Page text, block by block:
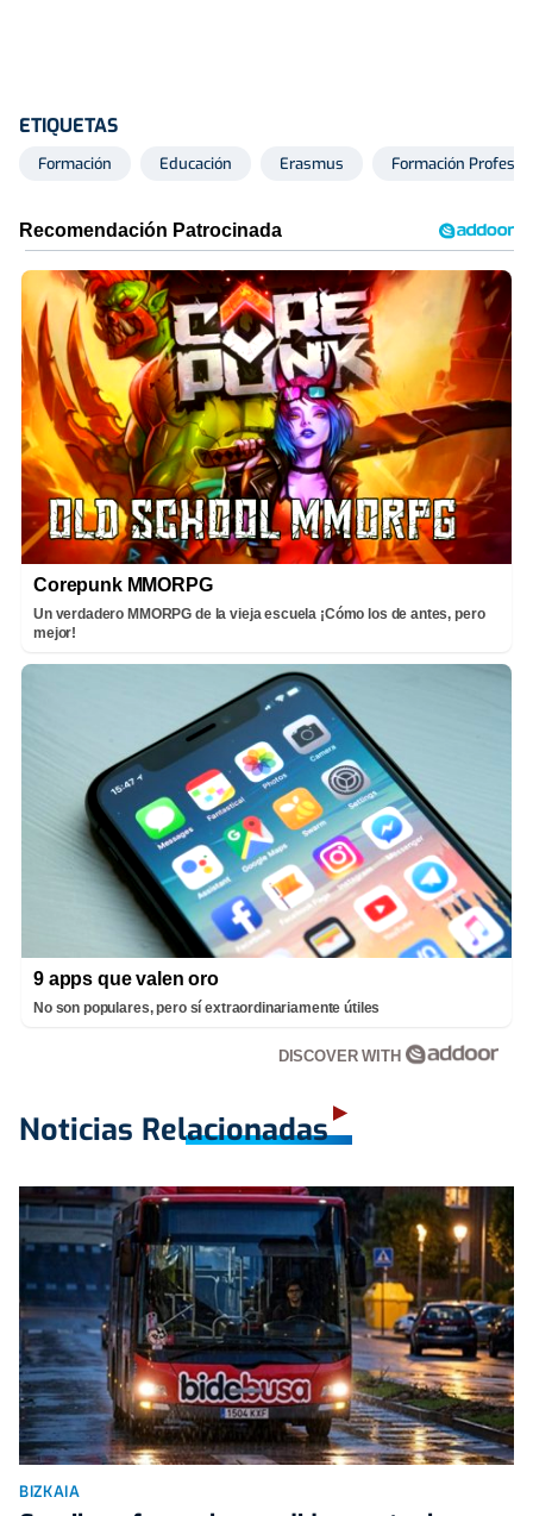
ETIQUETAS
Formación Educación Erasmus Formación
Corepunk MMORPG
Un verdadero MMORPG de la vieja escuela ¡Cómo los de antes, pero
mejor!
9 apps que valen oro
No son populares, pero sí extraordinariamente útiles
DISCOVER WITH
Noticias Relacionadas
BIZKAIA